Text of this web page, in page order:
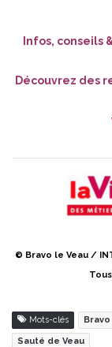
Infos, conseils
Découvrez des
© Bravo le Veau /
Mots-clés
Sauté de Veau